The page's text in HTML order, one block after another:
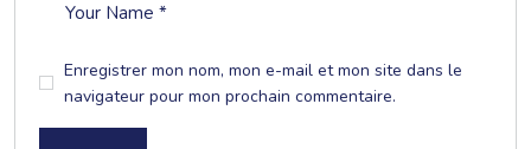
Enregistrer mon nom, mon e-mail et mon site dans le
navigateur pour mon prochain commentaire.